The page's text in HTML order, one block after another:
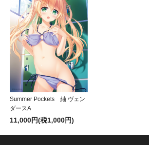
Summer Pockets 紬 ヴェン
ダースA
11,000円(税1,000円)